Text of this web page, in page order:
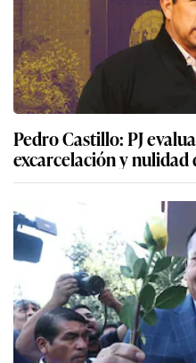
Pedro Castillo: PJ
excarcelación